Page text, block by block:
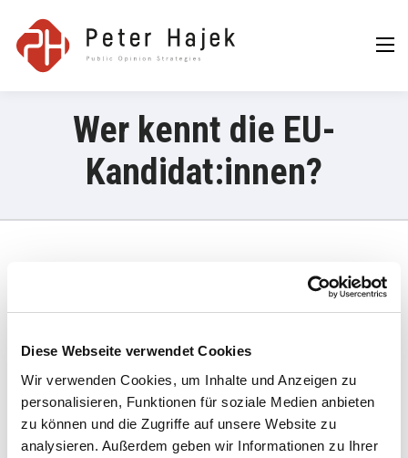
Diese Webseite verwendet Cookies
Wir verwenden Cookies, um Inhalte und Anzeigen zu
personalisieren, Funktionen für soziale Medien anbieten
zu können und die Zugriffe auf unsere Website zu
analysieren. Außerdem geben wir Informationen zu Ihrer
Strategies GmbH
Wer kennt die EU-
Kandidat:innen?
diesem Thema spricht Meinungsforscher Peter Hajek bei
Anchorwoman Bianca Ambros.“
EU-Wahl: Hälfte der Wähler kennt Kandidaten nicht | PULS 24